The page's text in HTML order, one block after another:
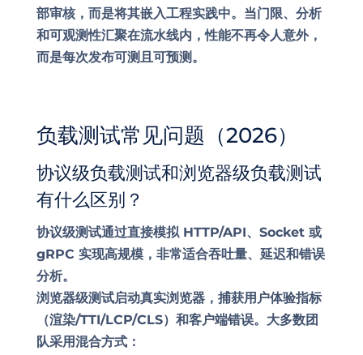
部审核，而是将其嵌入工程实践中。当门限、分析
和可观测性汇聚在流水线内，性能不再令人意外，
而是每次发布可测且可预测。
负载测试常见问题（2026）
协议级负载测试和浏览器级负载测试
有什么区别？
协议级测试通过直接模拟 HTTP/API、Socket 或
gRPC 实现高规模，非常适合吞吐量、延迟和错误
分析。
浏览器级测试启动真实浏览器，捕获用户体验指标
（渲染/TTI/LCP/CLS）和客户端错误。大多数团
队采用混合方式：